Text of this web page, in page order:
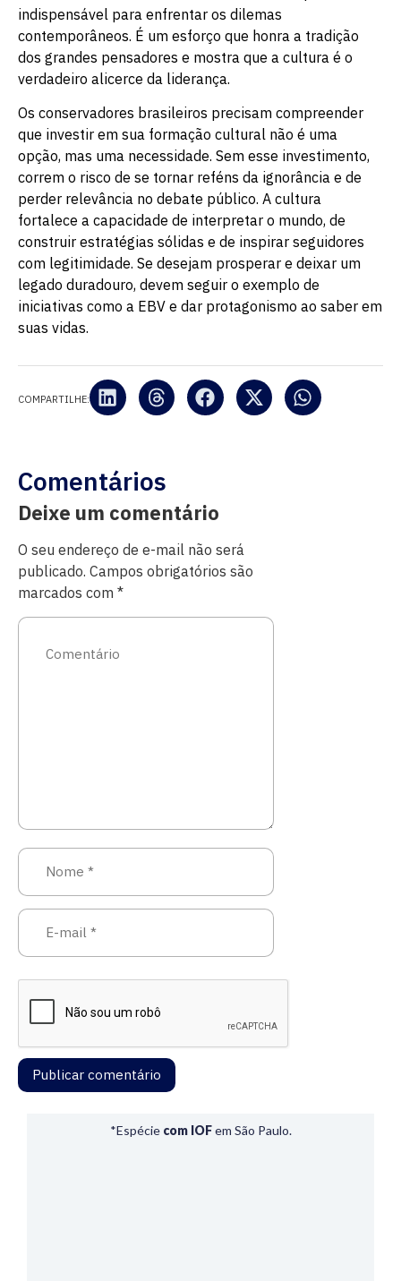
indispensável para enfrentar os dilemas
contemporâneos. É um esforço que honra a tradição
dos grandes pensadores e mostra que a cultura é o
verdadeiro alicerce da liderança.
Os conservadores brasileiros precisam compreender
que investir em sua formação cultural não é uma
opção, mas uma necessidade. Sem esse investimento,
correm o risco de se tornar reféns da ignorância e de
perder relevância no debate público. A cultura
fortalece a capacidade de interpretar o mundo, de
construir estratégias sólidas e de inspirar seguidores
com legitimidade. Se desejam prosperar e deixar um
legado duradouro, devem seguir o exemplo de
iniciativas como a EBV e dar protagonismo ao saber em
suas vidas.
COMPARTILHE:
Comentários
Deixe um comentário
O seu endereço de e-mail não será
publicado. Campos obrigatórios são
marcados com *